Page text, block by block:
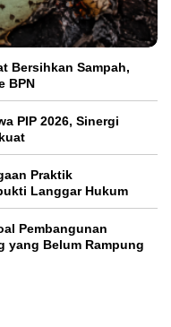
Bersihkan Sampah,
BPN
PIP 2026, Sinergi
Praktik
Langgar Hukum
Pembangunan
yang Belum Rampung